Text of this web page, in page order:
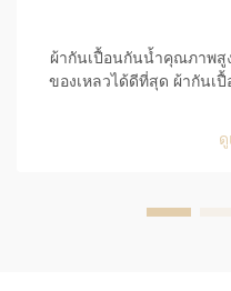
ผ้ากันเปื้อนกันน้ำคุณภาพสู
ของเหลวได้ดีที่สุด ผ้ากันเ
ประสิทธิภาพยอดเยี่ยมในก
รวมทั้งใช้งานได้อย่างสะ